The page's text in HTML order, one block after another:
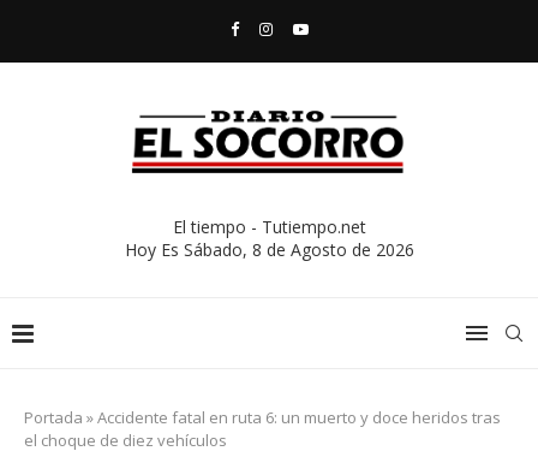
El tiempo - Tutiempo.net
Hoy Es Sábado, 8 de Agosto de 2026
Portada »Accidente fatal en ruta 6: un muerto y doce heridos tras
el choque de diez vehículos